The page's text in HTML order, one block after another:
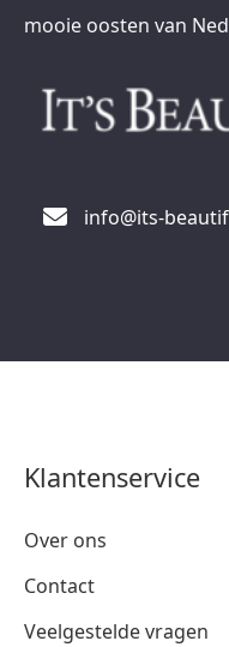
mooie oosten van
info@its-
Klantenservice
Over ons
Contact
Veelgestelde vragen